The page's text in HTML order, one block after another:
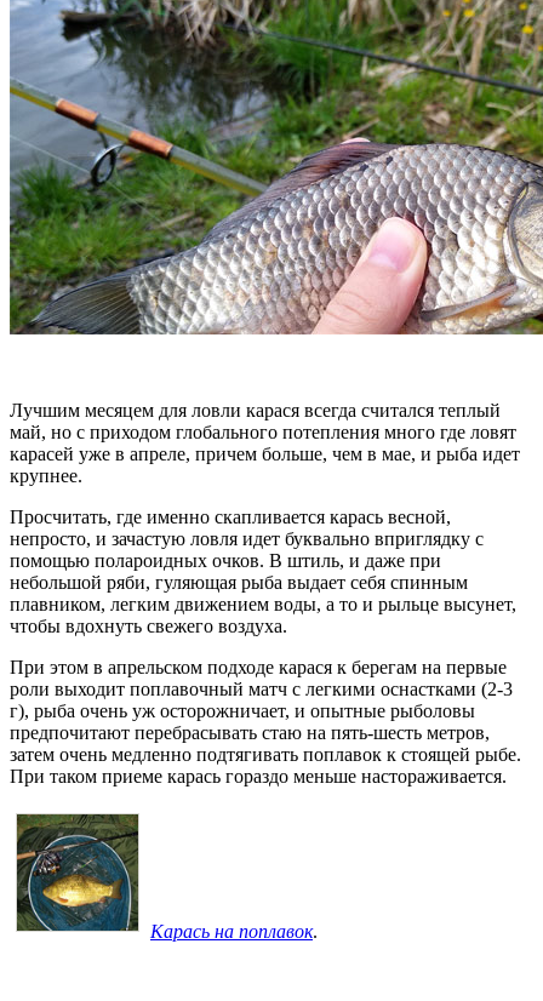
Лучшим месяцем для ловли карася всегда считался теплый
май, но с приходом глобального потепления много где ловят
карасей уже в апреле, причем больше, чем в мае, и рыба идет
крупнее.
Просчитать, где именно скапливается карась весной,
непросто, и зачастую ловля идет буквально вприглядку с
помощью полароидных очков. В штиль, и даже при
небольшой ряби, гуляющая рыба выдает себя спинным
плавником, легким движением воды, а то и рыльце высунет,
чтобы вдохнуть свежего воздуха.
При этом в апрельском подходе карася к берегам на первые
роли выходит поплавочный матч с легкими оснастками (2-3
г), рыба очень уж осторожничает, и опытные рыболовы
предпочитают перебрасывать стаю на пять-шесть метров,
затем очень медленно подтягивать поплавок к стоящей рыбе.
При таком приеме карась гораздо меньше настораживается.
Карась на поплавок.